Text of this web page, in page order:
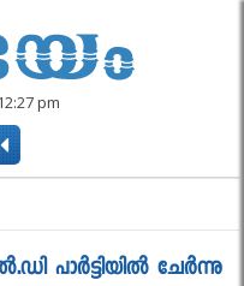
pm
പാർട്ടിയിൽ ചേർന്നു